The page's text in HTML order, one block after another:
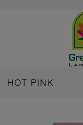
HOT PINK